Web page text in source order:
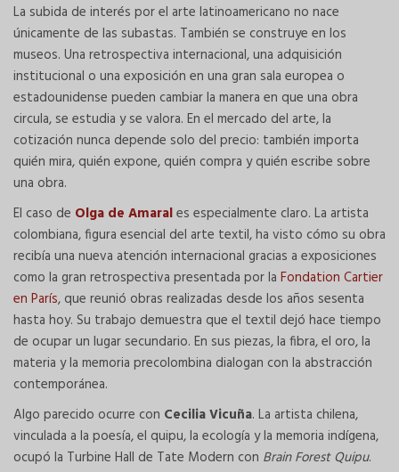
La subida de interés por el arte latinoamericano no nace
únicamente de las subastas. También se construye en los
museos. Una retrospectiva internacional, una adquisición
institucional o una exposición en una gran sala europea o
estadounidense pueden cambiar la manera en que una obra
circula, se estudia y se valora. En el mercado del arte, la
cotización nunca depende solo del precio: también importa
quién mira, quién expone, quién compra y quién escribe sobre
una obra.
El caso de Olga de Amarales especialmente claro. La artista
colombiana, figura esencial del arte textil, ha visto cómo su obra
recibía una nueva atención internacional gracias a exposiciones
como la gran retrospectiva presentada por la Fondation Cartier
en París, que reunió obras realizadas desde los años sesenta
hasta hoy. Su trabajo demuestra que el textil dejó hace tiempo
de ocupar un lugar secundario. En sus piezas, la fibra, el oro, la
materia y la memoria precolombina dialogan con la abstracción
contemporánea.
Algo parecido ocurre con Cecilia Vicuña. La artista chilena,
vinculada a la poesía, el quipu, la ecología y la memoria indígena,
ocupó la Turbine Hall de Tate Modern con Brain Forest Quipu.